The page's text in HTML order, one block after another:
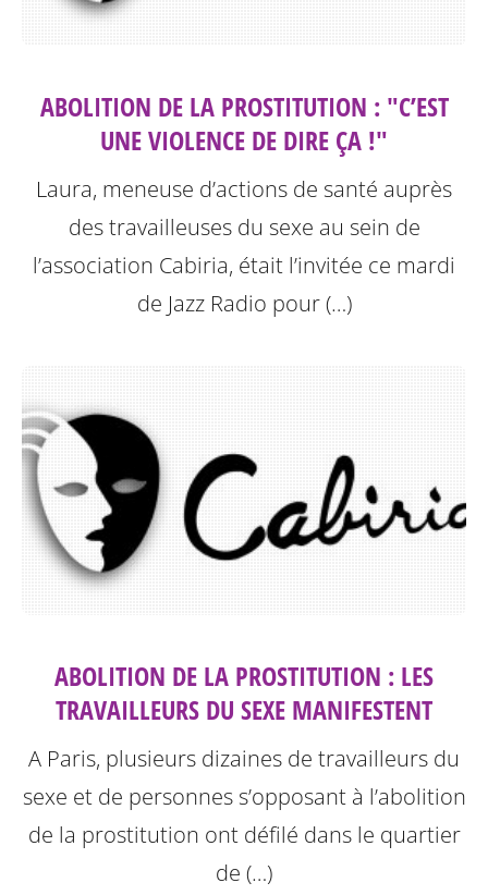
ABOLITION DE LA PROSTITUTION : "C’EST
UNE VIOLENCE DE DIRE ÇA !"
Laura, meneuse d’actions de santé auprès
des travailleuses du sexe au sein de
l’association Cabiria, était l’invitée ce mardi
de Jazz Radio pour (…)
ABOLITION DE LA PROSTITUTION : LES
TRAVAILLEURS DU SEXE MANIFESTENT
A Paris, plusieurs dizaines de travailleurs du
sexe et de personnes s’opposant à l’abolition
de la prostitution ont défilé dans le quartier
de (…)